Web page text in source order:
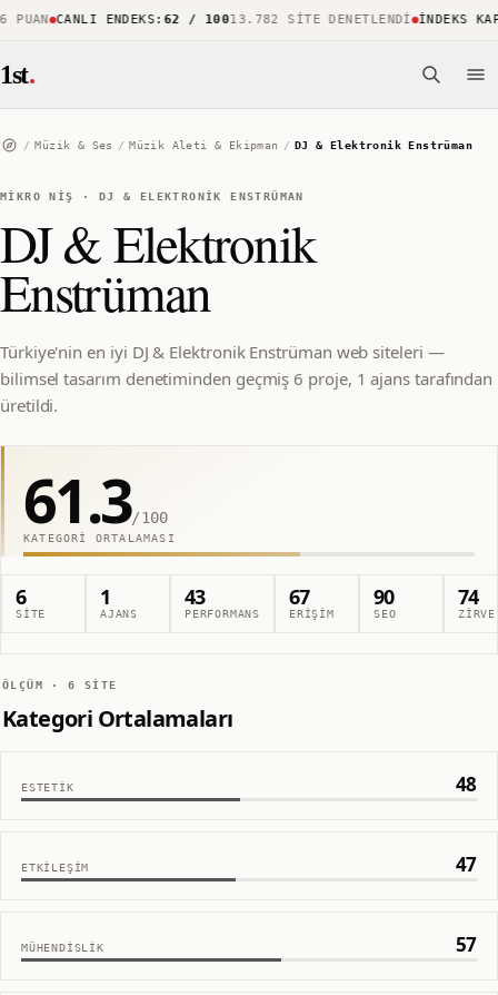
CANLI ENDEKS:62 / 10013.782 SITE DENETLENDI İNDEKS
1st.
/ Müzik & Ses / Müzik Aleti & Ekipman / DJ & Elektronik Enstrüman
MIKRO NIŞ · DJ & ELEKTRONIK ENSTRÜMAN
DJ & Elektronik
Enstrüman
Türkiye'nin en iyi DJ & Elektronik Enstrüman web siteleri —
bilimsel tasarım denetiminden geçmiş 6 proje, 1 ajans tarafından
üretildi.
61.3/100
KATEGORI ORTALAMASI
6
SITE
1
AJANS
43
PERFORMANS
67
ERIŞIM
90
SEO
74
ZIRVE
ÖLÇÜM ·6 SITE
Kategori Ortalamaları
ESTETIK 48
ETKILEŞIM 47
MÜHENDISLIK 57